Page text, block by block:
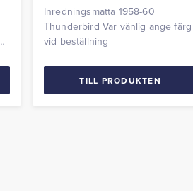
Inredningsmatta 1958-60
Thunderbird Var vänlig ange färg
vid beställning
TILL PRODUKTEN